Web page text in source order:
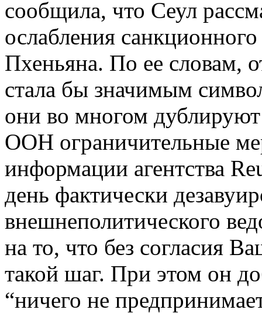
сообщила, что Сеул
ослабления
Пхеньяна. По ее словам,
стала бы значимым
они во многом
ООН ограничительные
информации агентства
день фактически
внешнеполитического
на то, что без согласия
такой шаг. При этом он
“ничего не